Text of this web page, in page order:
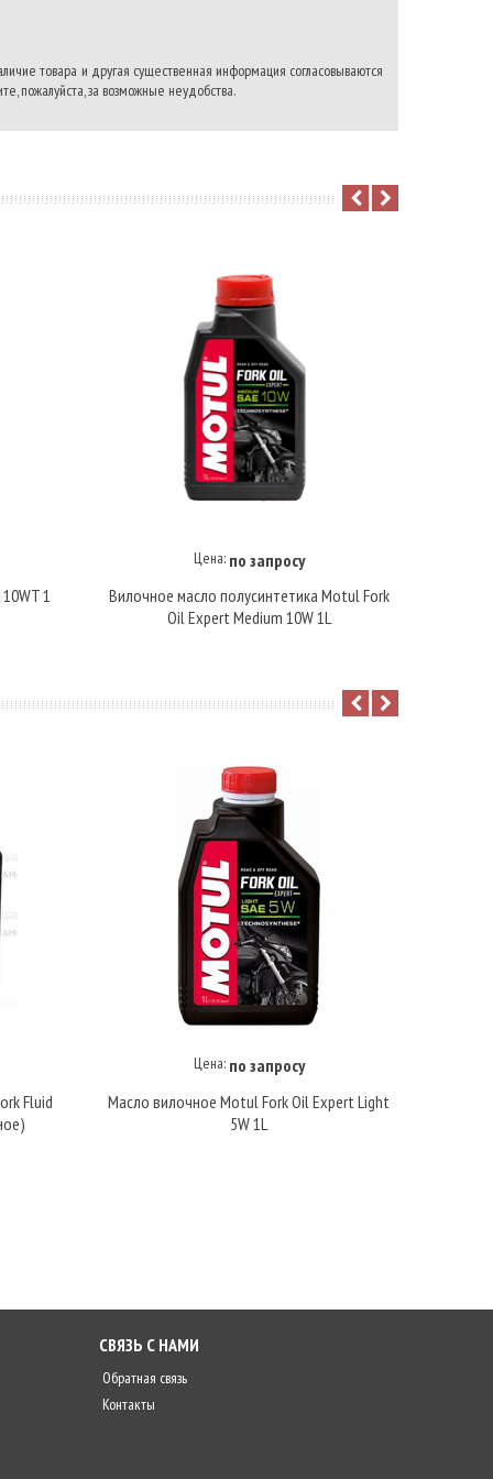
товара и другая существенная информация согласовываются
пожалуйста, за возможные неудобства.
1
Купить под заказ
Цена: по запросу
Вилочное масло полусинтетика Motul Fork
Oil Expert Medium 10W 1L
Fluid
Купить под заказ
Цена: по запросу
Масло вилочное Motul Fork Oil Expert Light
5W 1L
СВЯЗЬ С НАМИ
Обратная связь
Контакты